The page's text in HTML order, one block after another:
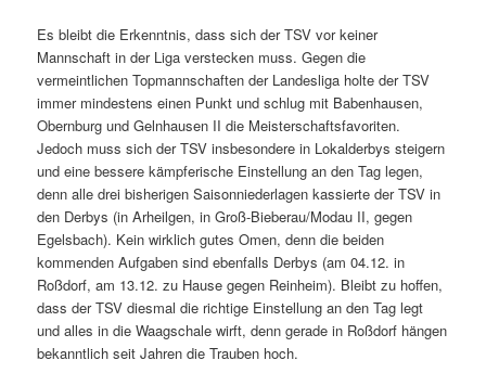
Es bleibt die Erkenntnis, dass sich der TSV vor keiner
Mannschaft in der Liga verstecken muss. Gegen die
vermeintlichen Topmannschaften der Landesliga holte der TSV
immer mindestens einen Punkt und schlug mit Babenhausen,
Obernburg und Gelnhausen II die Meisterschaftsfavoriten.
Jedoch muss sich der TSV insbesondere in Lokalderbys steigern
und eine bessere kämpferische Einstellung an den Tag legen,
denn alle drei bisherigen Saisonniederlagen kassierte der TSV in
den Derbys (in Arheilgen, in Groß-Bieberau/Modau II, gegen
Egelsbach). Kein wirklich gutes Omen, denn die beiden
kommenden Aufgaben sind ebenfalls Derbys (am 04.12. in
Roßdorf, am 13.12. zu Hause gegen Reinheim). Bleibt zu hoffen,
dass der TSV diesmal die richtige Einstellung an den Tag legt
und alles in die Waagschale wirft, denn gerade in Roßdorf hängen
bekanntlich seit Jahren die Trauben hoch.